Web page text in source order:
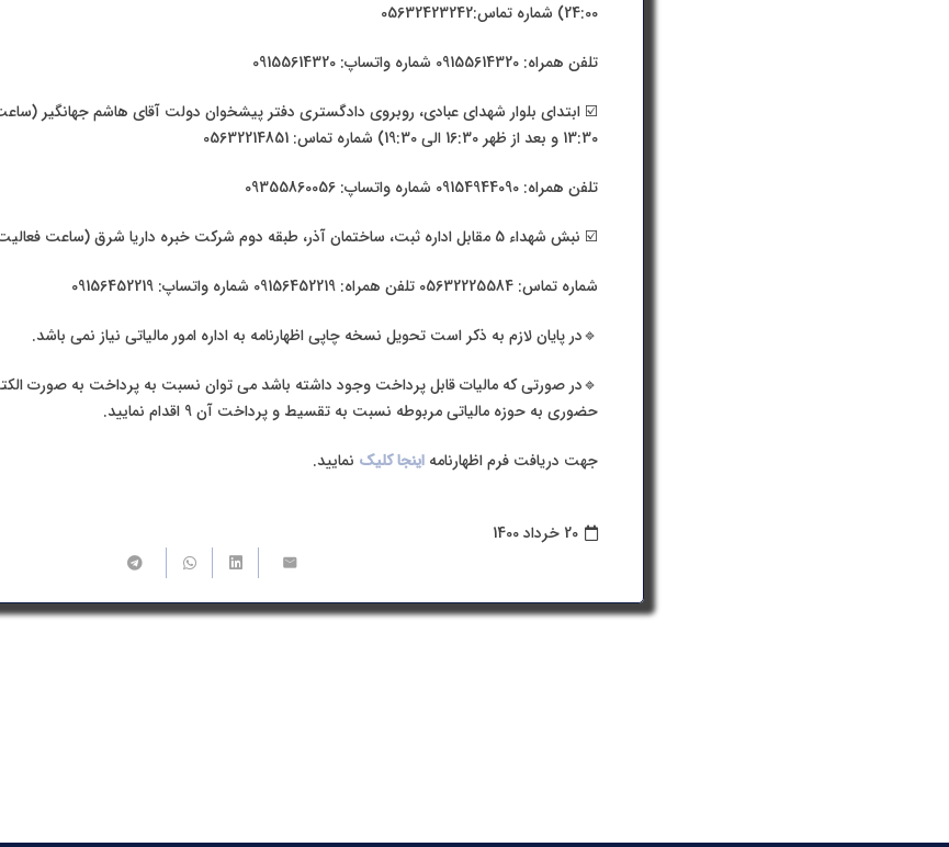
24:00) شماره تماس:05632423242
تلفن همراه: 09155614320 شماره واتساپ: 09155614320
13:30 و بعد از ظهر 16:30 الی 19:30) شماره تماس: 05632214851
تلفن همراه: 09154944090 شماره واتساپ: 09355860056
☑️ نبش شهداء 5 مقابل اداره ثبت، ساختمان آذر، طبقه دوم شرکت خبره داریا شرق (ساعت فعالیت: از 9:00 الی 23:00)
شماره تماس: 05632225584 تلفن همراه: 09156452219 شماره واتساپ: 09156452219
🔹در پایان لازم به ذکر است تحویل نسخه چاپی اظهارنامه به اداره امور مالیاتی نیاز نمی باشد.
🔹در صورتی که مالیات قابل پرداخت وجود داشته باشد می توان نسبت به پرداخت به صورت
حضوری به حوزه مالیاتی مربوطه نسبت به تقسیط و پرداخت آن 9 اقدام نمایید.
جهت دریافت فرم اظهارنامه اینجا کلیک نمایید.
20 خرداد 1400